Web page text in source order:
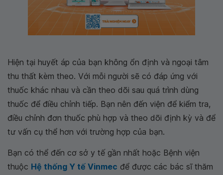
Hiện tại huyết áp của bạn không ổn định và ngoại tâm
thu thất kèm theo. Với mỗi người sẽ có đáp ứng với
thuốc khác nhau và cần theo dõi sau quá trình dùng
thuốc để điều chỉnh tiếp. Bạn nên đến viện để kiểm tra,
điều chỉnh đơn thuốc phù hợp và theo dõi định kỳ và để
tư vấn cụ thể hơn với trường hợp của bạn.
Bạn có thể đến cơ sở y tế gần nhất hoặc Bệnh viện
thuộc Hệ thống Y tế Vinmec để được các bác sĩ thăm